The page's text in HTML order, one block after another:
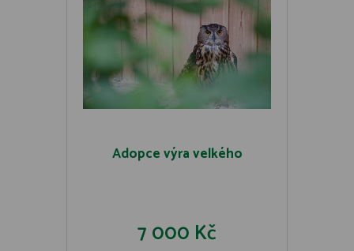
Adopce výra velkého
7 000 Kč